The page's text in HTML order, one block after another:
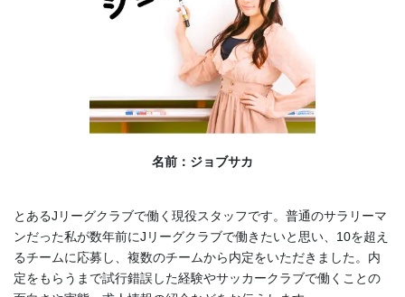
名前：ジョブサカ
とあるJリーグクラブで働く現役スタッフです。普通のサラリーマ
ンだった私が数年前にJリーグクラブで働きたいと思い、10を超え
るチームに応募し、複数のチームから内定をいただきました。内
定をもらうまで試行錯誤した経験やサッカークラブで働くことの